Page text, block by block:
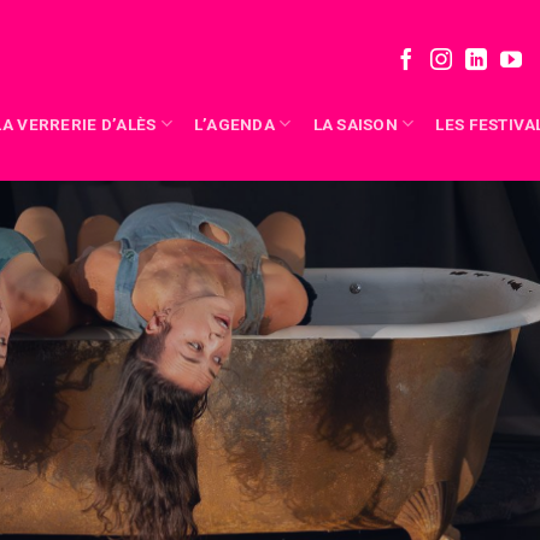
VERRERIE D’ALÈS L’AGENDA LA SAISON LES